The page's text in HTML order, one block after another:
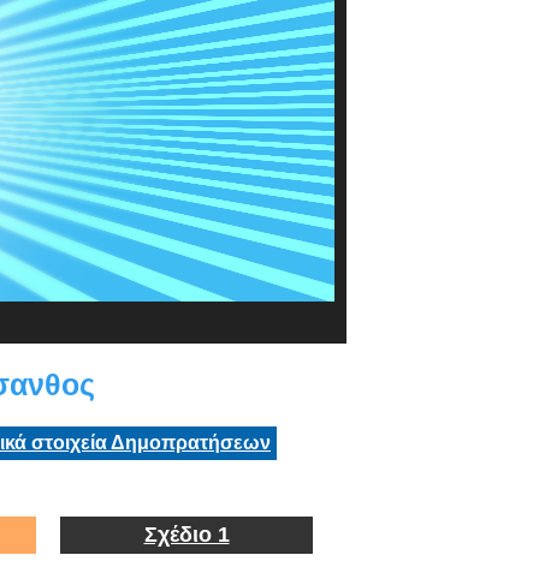
στοιχεία Δημοπρατήσεων
Σχέδιο 1